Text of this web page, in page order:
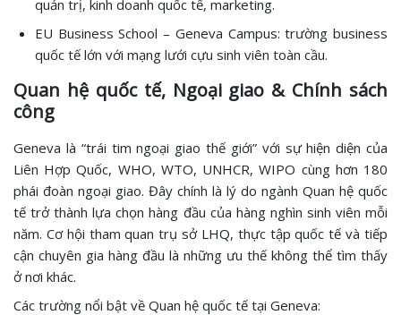
quản trị, kinh doanh quốc tế, marketing.
EU Business School – Geneva Campus: trường business
quốc tế lớn với mạng lưới cựu sinh viên toàn cầu.
Quan hệ quốc tế, Ngoại giao & Chính sách
công
Geneva là “trái tim ngoại giao thế giới” với sự hiện diện của
Liên Hợp Quốc, WHO, WTO, UNHCR, WIPO cùng hơn 180
phái đoàn ngoại giao. Đây chính là lý do ngành Quan hệ quốc
tế trở thành lựa chọn hàng đầu của hàng nghìn sinh viên mỗi
năm. Cơ hội tham quan trụ sở LHQ, thực tập quốc tế và tiếp
cận chuyên gia hàng đầu là những ưu thế không thể tìm thấy
ở nơi khác.
Các trường nổi bật về Quan hệ quốc tế tại Geneva: